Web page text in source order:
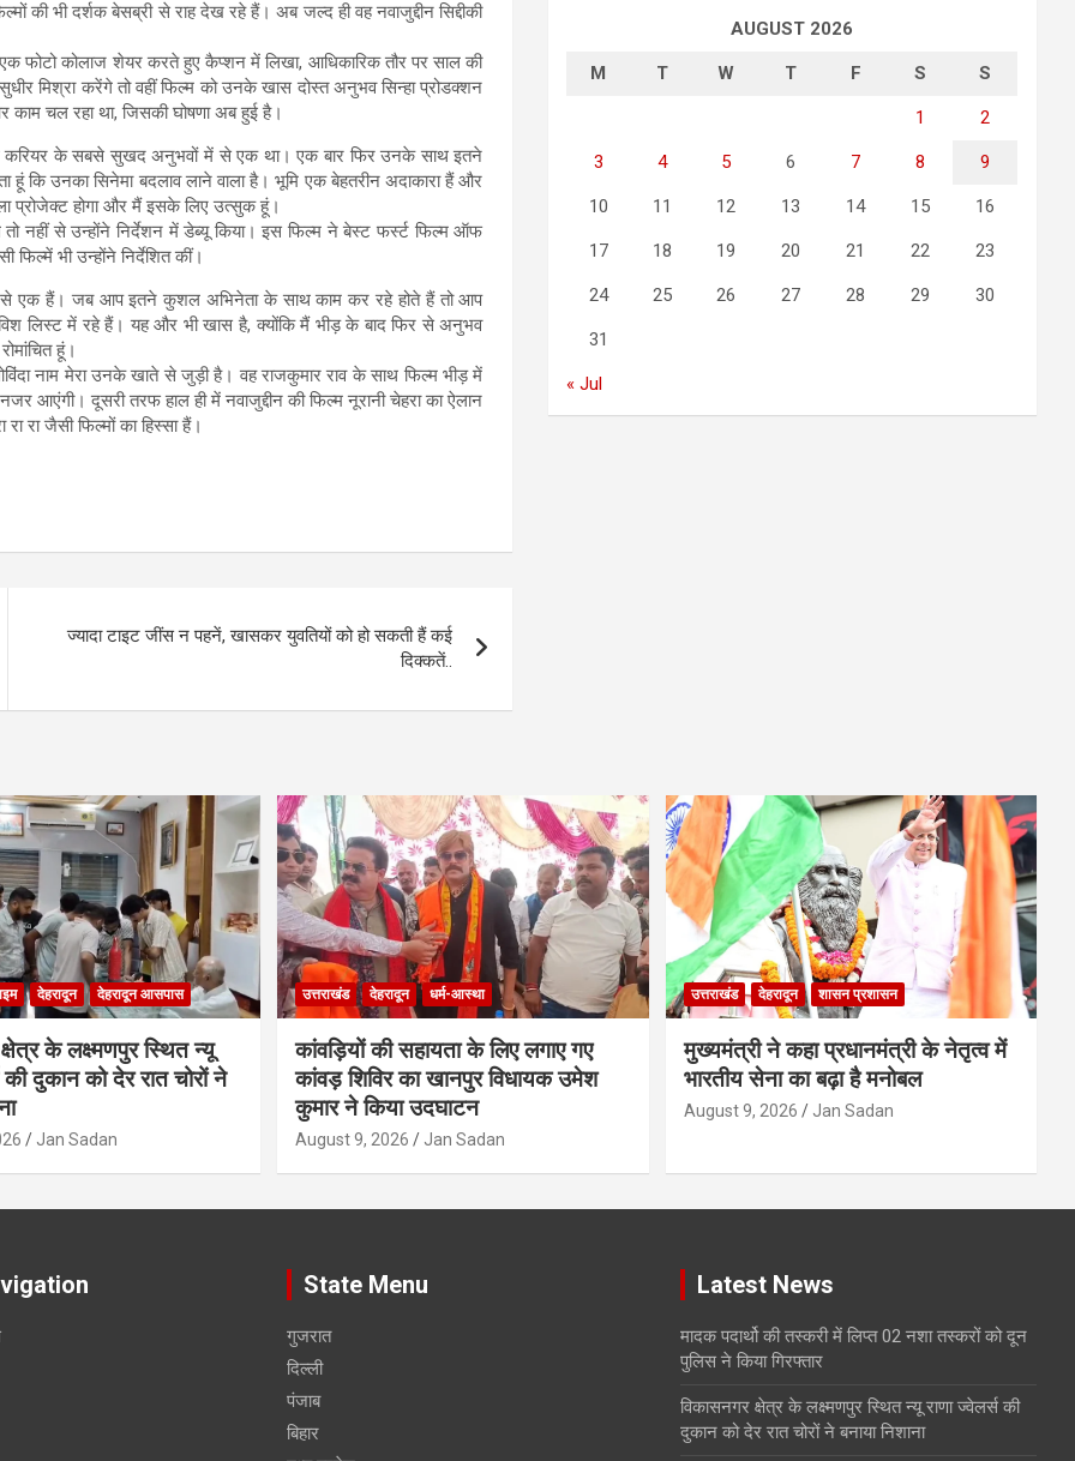
की भी दर्शक बेसब्री से राह देख रहे हैं। अब जल्द ही वह नवाजुद्दीन सिद्दीकी
फोटो कोलाज शेयर करते हुए कैप्शन में लिखा, आधिकारिक तौर पर साल की
मिश्रा करेंगे तो वहीं फिल्म को उनके खास दोस्त अनुभव सिन्हा प्रोडक्शन
चल रहा था, जिसकी घोषणा अब हुई है।
करियर के सबसे सुखद अनुभवों में से एक था। एक बार फिर उनके साथ इतने
कि उनका सिनेमा बदलाव लाने वाला है। भूमि एक बेहतरीन अदाकारा हैं और
प्रोजेक्ट होगा और मैं इसके लिए उत्सुक हूं।
नहीं से उन्होंने निर्देशन में डेब्यू किया। इस फिल्म ने बेस्ट फर्स्ट फिल्म ऑफ
भी उन्होंने निर्देशित कीं।
से एक हैं। जब आप इतने कुशल अभिनेता के साथ काम कर रहे होते हैं तो आप
लिस्ट में रहे हैं। यह और भी खास है, क्योंकि मैं भीड़ के बाद फिर से अनुभव
हूं।
नाम मेरा उनके खाते से जुड़ी है। वह राजकुमार राव के साथ फिल्म भीड़ में
आएंगी। दूसरी तरफ हाल ही में नवाजुद्दीन की फिल्म नूरानी चेहरा का ऐलान
रा जैसी फिल्मों का हिस्सा हैं।
ज्यादा टाइट जींस न पहनें, खासकर युवतियों को हो सकती हैं कई
दिक्कतें..
AUGUST 2026
M T W T F S S
1 2
3 4 5 6 7 8 9
10 11 12 13 14 15 16
17 18 19 20 21 22 23
24 25 26 27 28 29 30
31
« Jul
देहरादून देहरादून आसपास
के लक्ष्मणपुर स्थित न्यू
की दुकान को देर रात चोरों ने
Jan Sadan
उत्तराखंड देहरादून धर्म-आस्था
कांवड़ियों की सहायता के लिए लगाए गए
कांवड़ शिविर का खानपुर विधायक उमेश
कुमार ने किया उदघाटन
August 9, 2026 Jan Sadan
उत्तराखंड देहरादून शासन प्रशासन
मुख्यमंत्री ने कहा प्रधानमंत्री के नेतृत्व में
भारतीय सेना का बढ़ा है मनोबल
August 9, 2026 Jan Sadan
State Menu
गुजरात
दिल्ली
पंजाब
बिहार
Latest News
मादक पदार्थो की तस्करी में लिप्त 02 नशा तस्करों को दून
पुलिस ने किया गिरफ्तार
विकासनगर क्षेत्र के लक्ष्मणपुर स्थित न्यू राणा ज्वेलर्स की
दुकान को देर रात चोरों ने बनाया निशाना